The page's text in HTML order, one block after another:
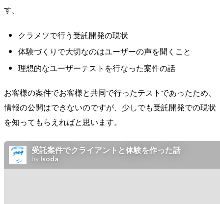
す。
クラメソで行う受託開発の現状
体験づくりで大切なのはユーザーの声を聞くこと
理想的なユーザーテストを行なった案件の話
お客様の案件でお客様と共同で行ったテストであったため、
情報の公開はできないのですが、少しでも受託開発での現状
を知ってもらえればと思います。